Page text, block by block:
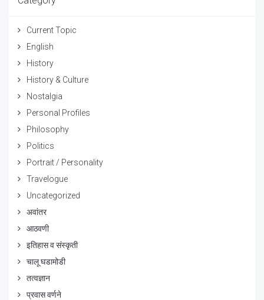
Current Topic
English
History
History & Culture
Nostalgia
Personal Profiles
Philosophy
Politics
Portrait / Personality
Travelogue
Uncategorized
अवांतर
आठवणी
इतिहास व संस्कृती
चालू घडामोडी
तत्वज्ञान
प्रवास वर्णने